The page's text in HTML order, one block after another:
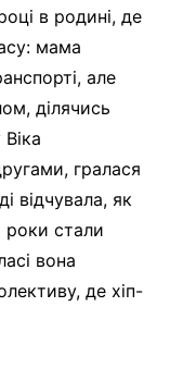
в родині, де
мама
але
ділячись
гралася
відчувала, як
роки стали
вона
де хіп-